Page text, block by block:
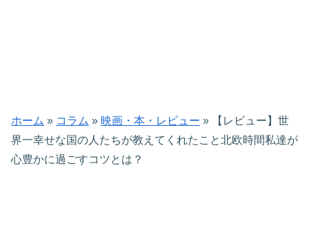
ホーム » コラム » 映画・本・レビュー » 【レビュー】世
界一幸せな国の人たちが教えてくれたこと北欧時間私達が
心豊かに過ごすコツとは？